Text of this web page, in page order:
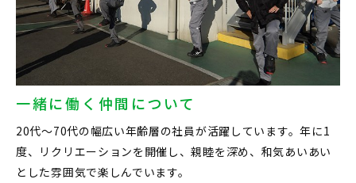
一緒に働く仲間について
20代〜70代の幅広い年齢層の社員が活躍しています。年に1
度、リクリエーションを開催し、親睦を深め、和気あいあい
とした雰囲気で楽しんでいます。